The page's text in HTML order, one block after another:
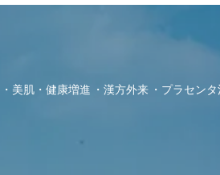
美肌・健康増進 漢方外来
プラセン